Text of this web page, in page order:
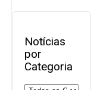
Notícias
por
Categoria